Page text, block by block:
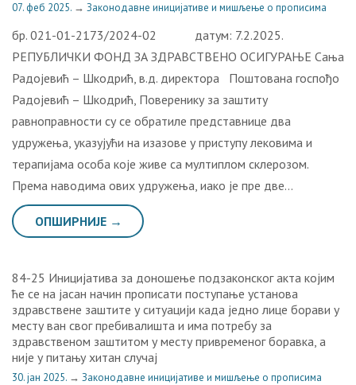
07. феб 2025. → Законодавне иницијативе и мишљење о прописима
бр. 021-01-2173/2024-02 датум: 7.2.2025.
РЕПУБЛИЧКИ ФОНД ЗА ЗДРАВСТВЕНО ОСИГУРАЊЕ Сања
Радојевић – Шкодрић, в.д. директора Поштована госпођо
Радојевић – Шкодрић, Поверенику за заштиту
равноправности су се обратиле представнице два
удружења, указујући на изазове у приступу лековима и
терапијама особа које живе са мултиплом склерозом.
Према наводима ових удружења, иако је пре две…
ОПШИРНИЈЕ →
84-25 Иницијатива за доношење подзаконског акта којим
ће се на јасан начин прописати поступање установа
здравствене заштите у ситуацији када једно лице борави у
месту ван свог пребивалишта и има потребу за
здравственом заштитом у месту привременог боравка, а
није у питању хитан случај
30. јан 2025. → Законодавне иницијативе и мишљење о прописима